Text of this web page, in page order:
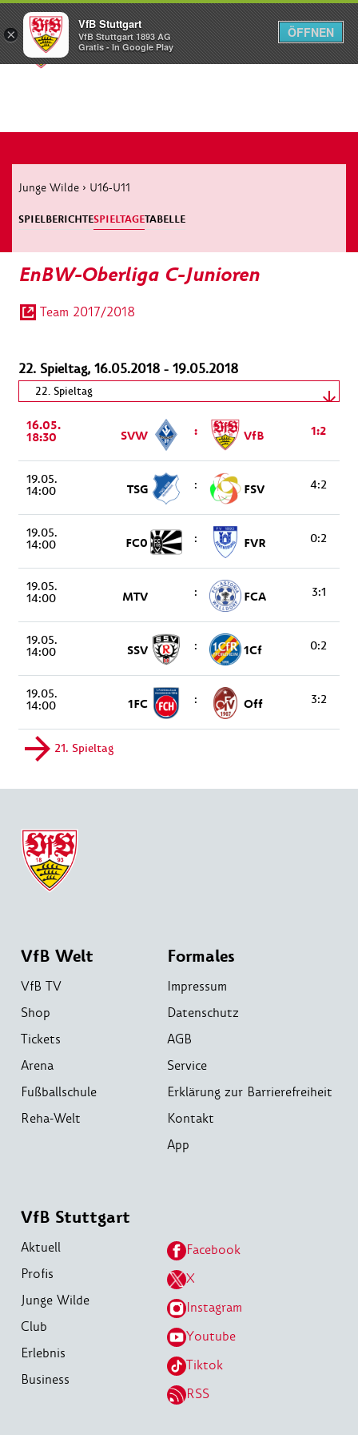
Menü
Junge Wilde › U16-U11
SPIELBERICHTESPIELTAGETABELLE
EnBW-Oberliga C-Junioren
Team 2017/2018
22. Spieltag, 16.05.2018 - 19.05.2018
16.05.2018 - 19.05.2018
16.05.
18:30 SVW : VfB 1:2
19.05.
14:00 TSG : FSV 4:2
19.05.
14:00 FC0 : FVR 0:2
19.05.
14:00 MTV : FCA 3:1
19.05.
14:00 SSV : 1Cf 0:2
19.05.
14:00 1FC : Off 3:2
21. Spieltag
VfB Welt
VfB TV
Shop
Tickets
Arena
Fußballschule
Reha-Welt
Formales
Impressum
Datenschutz
AGB
Service
Erklärung zur Barrierefreiheit
Kontakt
App
VfB Stuttgart
Aktuell
Profis
Junge Wilde
Club
Erlebnis
Business
Facebook
X
Instagram
Youtube
Tiktok
RSS
×
VfB Stuttgart
VfB Stuttgart 1893 AG
Gratis - In Google Play
ÖFFNEN